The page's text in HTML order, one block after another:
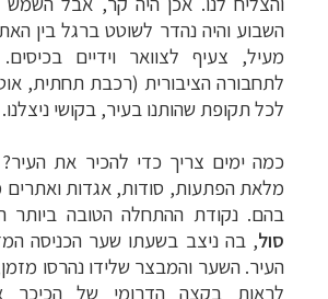
השבוע והיה נהדר לשוטט ברגל בין
מעיל, צעיף לצוואר וידיים
לתחבורה הציבורית (רכבת תחתית,
לכל תקופת שהותנו בעיר, בקושי ניצלנו.
כמה ימים צריך כדי להכיר את
מלאת הפתעות, סודות, אגדות ואתרים
בהם. נקודת ההתחלה הטובה ביותר
סול, בה ניצב בשעתו שער הכניסה
העיר. השער והמבצר שלידו נהרסו
לראות בקצה הדרומי של הכיכר